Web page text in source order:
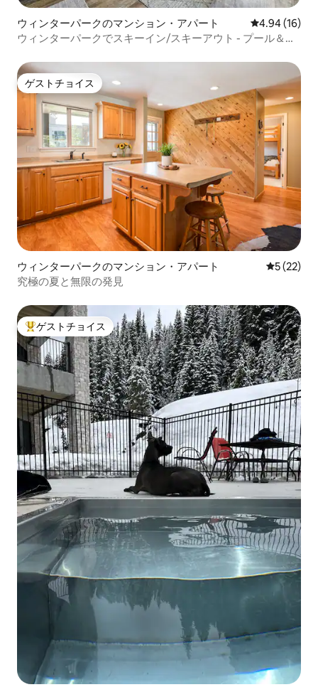
ウィンターパークのマンション・アパート レビュー16
4.94 (16)
ウィンターパークでスキーイン/スキーアウト - プール＆ホ
ゲストチョイス
ゲストチョイス
ウィンターパークのマンション・アパート レビュー
5 (22)
究極の夏と無限の発見
大好評のゲストチョイスです。
ゲストチョイス